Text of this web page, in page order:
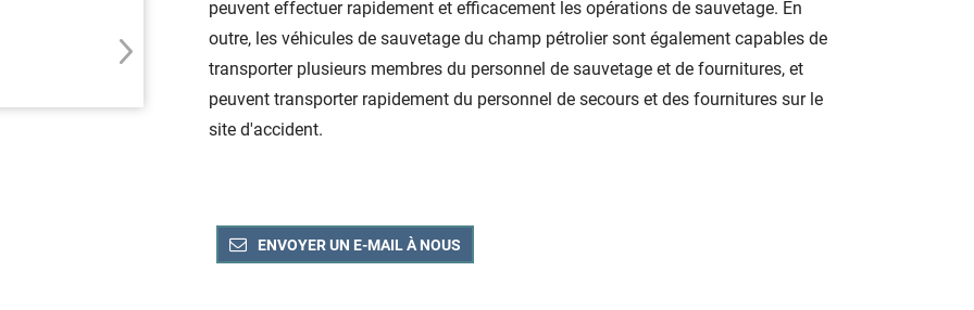
peuvent effectuer rapidement et efficacement les opérations de sauvetage. En
outre, les véhicules de sauvetage du champ pétrolier sont également capables de
transporter plusieurs membres du personnel de sauvetage et de fournitures, et
peuvent transporter rapidement du personnel de secours et des fournitures sur le
site d'accident.
ENVOYER UN E-MAIL À NOUS